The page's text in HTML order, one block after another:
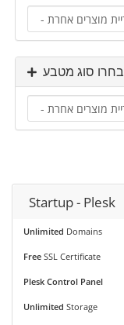
בחרו סוג מטבע
Startup - Plesk
Unlimited Domains
Free SSL Certificate
Plesk Control Panel
Unlimited Storage